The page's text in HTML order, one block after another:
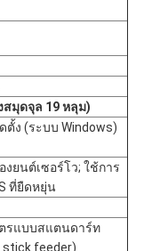
สมุดจุล 19 หลุม)
ง (ระบบ Windows)
งยนต์เซอร์โว; ใช้การ
ที่ยืดหยุ่น
ตรแบบสแตนดาร์ท
stick feeder)